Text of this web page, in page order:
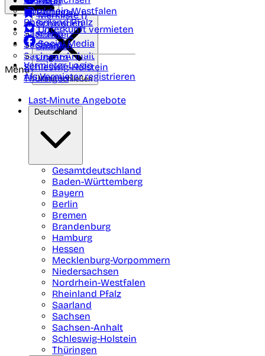
Nordrhein-Westfalen
Rheinland Pfalz
Saarland
Sachsen
Sachsen-Anhalt
Schleswig-Holstein
Thüringen
Portugal
Schweden
Schweiz
Spanien
Ungarn
Merkliste ()
Unterkunft vermieten
Social Media
Vermieter-Login
Als Vermieter registrieren
Menü
Menü schließen
Last-Minute Angebote
Deutschland
Gesamtdeutschland
Baden-Württemberg
Bayern
Berlin
Bremen
Brandenburg
Hamburg
Hessen
Mecklenburg-Vorpommern
Niedersachsen
Nordrhein-Westfalen
Rheinland Pfalz
Saarland
Sachsen
Sachsen-Anhalt
Schleswig-Holstein
Thüringen